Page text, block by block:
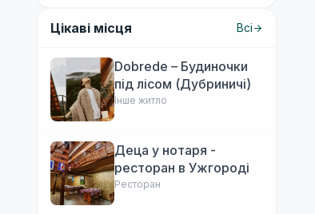
Цікаві місця Всі
Dobrede – Будиночки
під лісом (Дубриничі)
Інше житло
Деца у нотаря -
ресторан в Ужгороді
Ресторан